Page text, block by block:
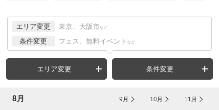
エリア変更 東京、大阪市 など
条件変更 フェス、無料イベント など
エリア変更 条件変更
8月 9月 10月 11月